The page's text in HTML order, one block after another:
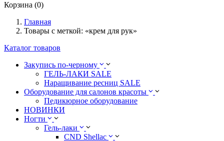
Корзина (0)
Главная
Товары с меткой: «крем для рук»
Каталог товаров
Закупись по-черному
ГЕЛЬ-ЛАКИ SALE
Наращивание ресниц SALE
Оборудование для салонов красоты
Педикюрное оборудование
НОВИНКИ
Ногти
Гель-лаки
CND Shellac